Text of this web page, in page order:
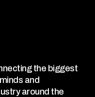
the biggest
and
around the